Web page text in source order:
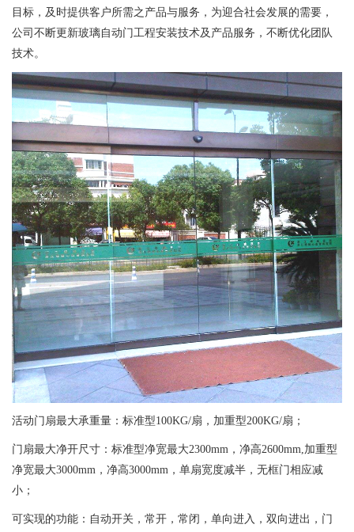
目标，及时提供客户所需之产品与服务，为迎合社会发展的需要，
公司不断更新玻璃自动门工程安装技术及产品服务，不断优化团队
技术。
活动门扇最大承重量：标准型100KG/扇，加重型200KG/扇；
门扇最大净开尺寸：标准型净宽最大2300mm，净高2600mm,加重型
净宽最大3000mm，净高3000mm，单扇宽度减半，无框门相应减
小；
可实现的功能：自动开关，常开，常闭，单向进入，双向进出，门